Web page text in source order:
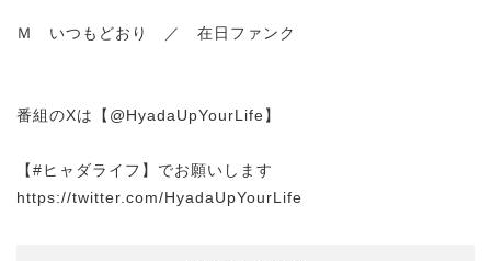
Ｍ いつもどおり ／ 在日ファンク
番組のXは【@HyadaUpYourLife】
【#ヒャダライフ】でお願いします
https://twitter.com/HyadaUpYourLife